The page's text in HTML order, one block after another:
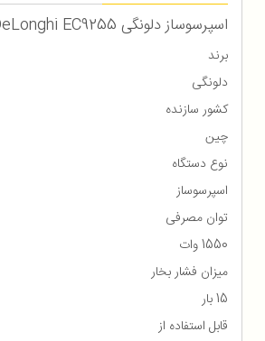
اسپرسوساز دلونگی DeLonghi EC9255
برند
دلونگی
کشور سازنده
چین
نوع دستگاه
اسپرسوساز
توان مصرفی
1550 وات
میزان فشار بخار
15 بار
قابل استفاده از